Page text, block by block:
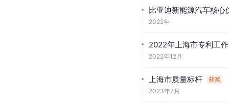
比亚迪新能源汽车核心
2022年
2022年上海市专利工
2022年12月
上海市质量标杆
获奖
2023年7月